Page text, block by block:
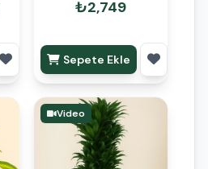
₺2,749
Sepete Ekle
Video